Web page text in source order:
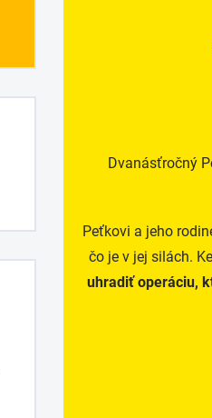
Dvanásťročný
Peťkovi a jeho
čo je v jej silách.
uhradiť operáciu,